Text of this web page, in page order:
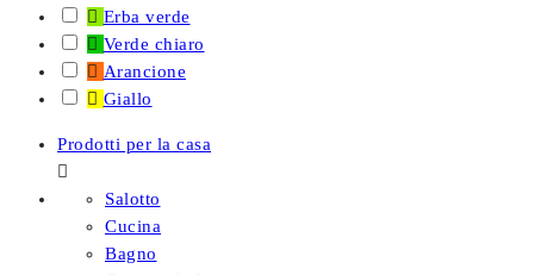
 Erba verde
 Verde chiaro
 Arancione
 Giallo
Prodotti per la casa

Salotto
Cucina
Bagno